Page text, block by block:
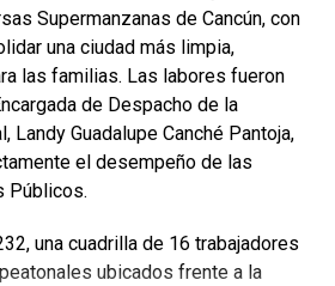
Supermanzanas de Cancún, con
una ciudad más limpia,
las familias. Las labores fueron
de Despacho de la
Landy Guadalupe Canché Pantoja,
el desempeño de las
Públicos.
una cuadrilla de 16 trabajadores
ubicados frente a la